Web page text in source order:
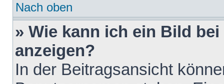
Nach oben
» Wie kann ich ein Bild
anzeigen?
In der Beitragsansicht